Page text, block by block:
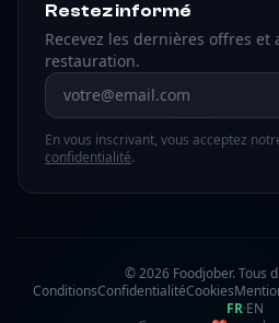
Restez informé
Recevez les dernières offres et
restauration.
Adresse email
En vous inscrivant, vous acceptez
confidentialité.
© 2026 Foodjober. Tous
ConditionsConfidentialitéCookies
FR·EN